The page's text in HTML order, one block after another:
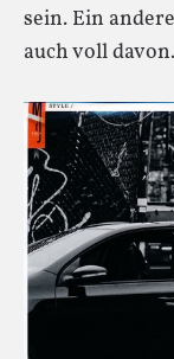
sein. Ein
auch voll davon.